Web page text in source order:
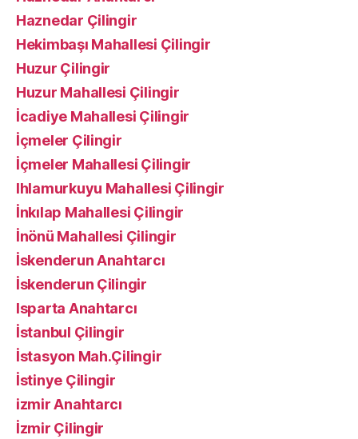
Haznedar Çilingir
Hekimbaşı Mahallesi Çilingir
Huzur Çilingir
Huzur Mahallesi Çilingir
İcadiye Mahallesi Çilingir
İçmeler Çilingir
İçmeler Mahallesi Çilingir
Ihlamurkuyu Mahallesi Çilingir
İnkılap Mahallesi Çilingir
İnönü Mahallesi Çilingir
İskenderun Anahtarcı
İskenderun Çilingir
Isparta Anahtarcı
İstanbul Çilingir
İstasyon Mah.Çilingir
İstinye Çilingir
izmir Anahtarcı
İzmir Çilingir